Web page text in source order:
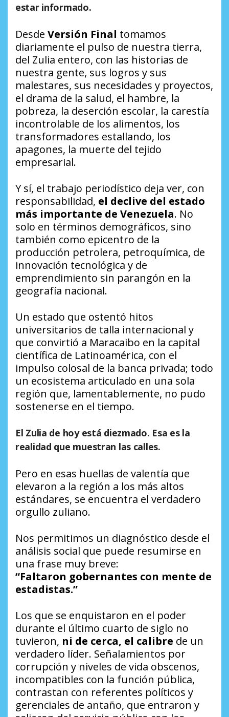
estar informado.
Desde Versión Final tomamos
diariamente el pulso de nuestra tierra,
del Zulia entero, con las historias de
nuestra gente, sus logros y sus
malestares, sus necesidades y proyectos,
el drama de la salud, el hambre, la
pobreza, la deserción escolar, la carestía
incontrolable de los alimentos, los
transformadores estallando, los
apagones, la muerte del tejido
empresarial.
Y sí, el trabajo periodístico deja ver, con
responsabilidad, el declive del estado
más importante de Venezuela. No
solo en términos demográficos, sino
también como epicentro de la
producción petrolera, petroquímica, de
innovación tecnológica y de
emprendimiento sin parangón en la
geografía nacional.
Un estado que ostentó hitos
universitarios de talla internacional y
que convirtió a Maracaibo en la capital
científica de Latinoamérica, con el
impulso colosal de la banca privada; todo
un ecosistema articulado en una sola
región que, lamentablemente, no pudo
sostenerse en el tiempo.
El Zulia de hoy está diezmado. Esa es la
realidad que muestran las calles.
Pero en esas huellas de valentía que
elevaron a la región a los más altos
estándares, se encuentra el verdadero
orgullo zuliano.
Nos permitimos un diagnóstico desde el
análisis social que puede resumirse en
una frase muy breve:
“Faltaron gobernantes con mente de
estadistas.”
Los que se enquistaron en el poder
durante el último cuarto de siglo no
tuvieron, ni de cerca, el calibre de un
verdadero líder. Señalamientos por
corrupción y niveles de vida obscenos,
incompatibles con la función pública,
contrastan con referentes políticos y
gerenciales de antaño, que entraron y